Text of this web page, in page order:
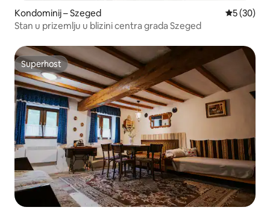
Kondominij – Szeged Prosječna
5 (30)
Stan u prizemlju u blizini centra grada Szeged
Superhost
Superhost